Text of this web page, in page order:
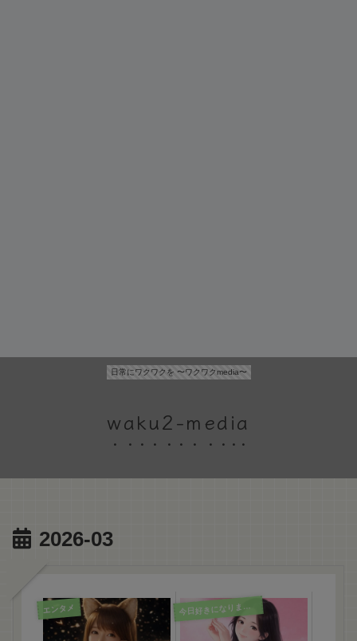
日常にワクワクを 〜ワクワクmedia〜
waku2-media
2026-03
エンタメ 今
日好きになりました